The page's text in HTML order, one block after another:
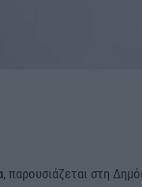
, παρουσιάζεται στη